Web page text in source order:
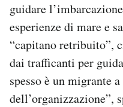
guidare
esperienze di mare e
“capitano retribuito”,
dai trafficanti per
spesso è un migrante
dell’organizzazione”,